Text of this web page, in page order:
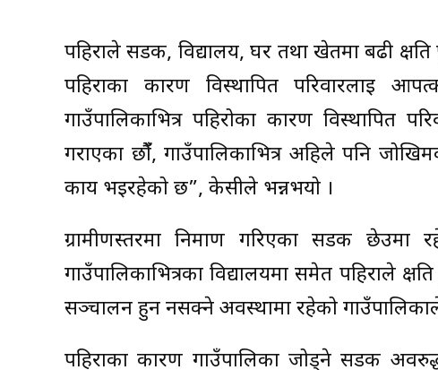
पहिराले सडक, विद्यालय, घर तथा खेतमा बढी
पहिराका कारण विस्थापित परिवारलाई
गाउँपालिकाभित्र पहिरोका कारण विस्थापित
गराएका छौंँ, गाउँपालिकाभित्र अहिले पनि
कार्य भइरहेको छ”, केसीले भन्नभयो ।
ग्रामीणस्तरमा निर्माण गरिएका सडक
गाउँपालिकाभित्रका विद्यालयमा समेत पहिराले
सञ्चालन हुन नसक्ने अवस्थामा रहेको
पहिराका कारण गाउँपालिका जोड्ने सडक